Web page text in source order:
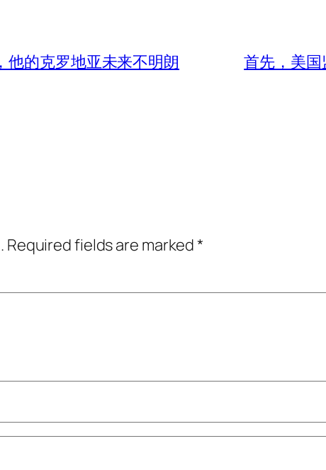
他的克罗地亚未来不明朗 首先，美
Required fields are marked*